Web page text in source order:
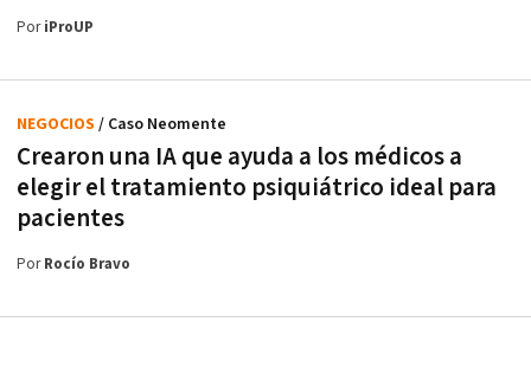
PoriProUP
Crearon una IA que ayuda a los médicos a
elegir el tratamiento psiquiátrico ideal para
pacientes
NEGOCIOS / Caso Neomente
PorRocío Bravo